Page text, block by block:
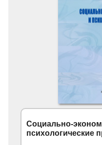
Социально-
психологические